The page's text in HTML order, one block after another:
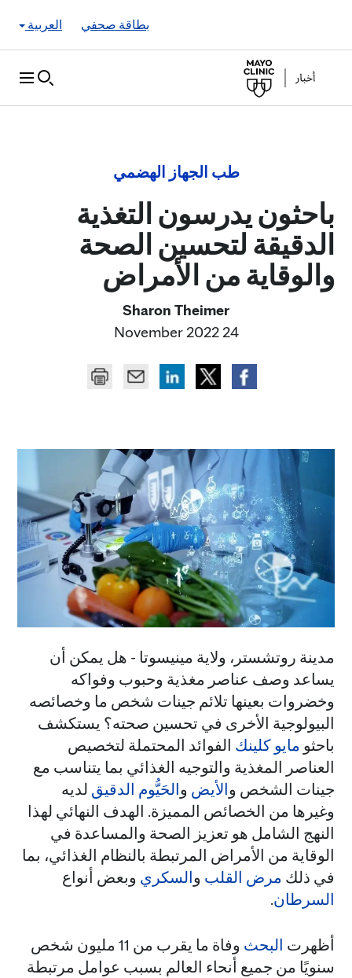
العربية
بطاقة صحفي
طب الجهاز الهضمي
باحثون يدرسون التغذية
الدقيقة لتحسين الصحة
والوقاية من الأمراض
Sharon Theimer
24 November 2022
مدينة روتشستر، ولاية مينيسوتا - هل يمكن أن
يساعد وصف عناصر مغذية وحبوب وفواكه
وخضروات بعينها تلائم جينات شخص ما وخصائصه
البيولوجية الأخرى في تحسين صحته؟ يستكشف
باحثو مايو كلينك الفوائد المحتملة لتخصيص
العناصر المغذية والتوجيه الغذائي بما يتناسب مع
جينات الشخص والأيض والحَيُّوم الدقيق لديه
وغيرها من الخصائص المميزة. الهدف النهائي لهذا
النهج الشامل هو تعزيز الصحة والمساعدة في
الوقاية من الأمراض المرتبطة بالنظام الغذائي، بما
في ذلك مرض القلب والسكري وبعض أنواع
السرطان.
أظهرت البحث
وفاة ما يقرب من 11 مليون شخص
سنويًا من جميع أنحاء العالم بسبب عوامل مرتبطة